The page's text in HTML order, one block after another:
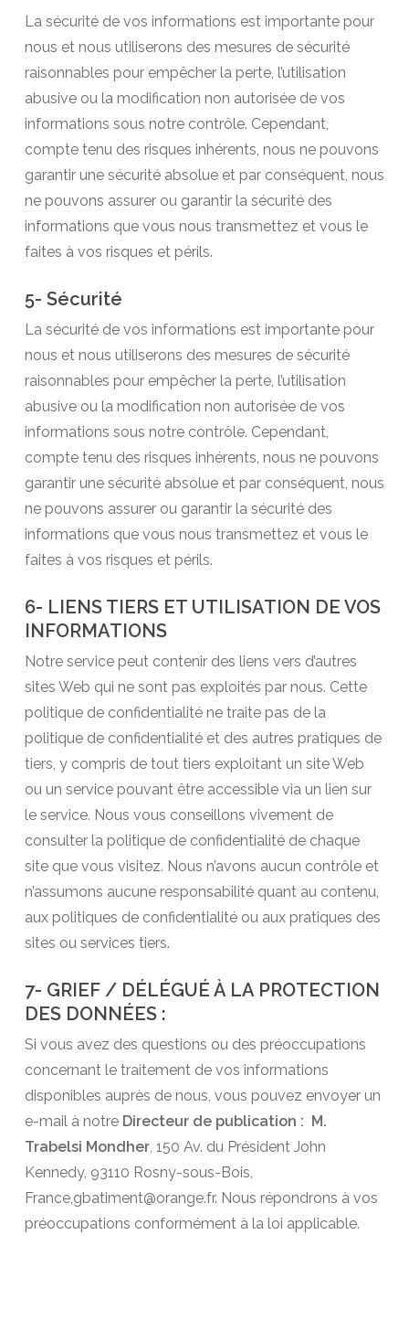
La sécurité de vos informations est importante pour
nous et nous utiliserons des mesures de sécurité
raisonnables pour empêcher la perte, l’utilisation
abusive ou la modification non autorisée de vos
informations sous notre contrôle. Cependant,
compte tenu des risques inhérents, nous ne pouvons
garantir une sécurité absolue et par conséquent, nous
ne pouvons assurer ou garantir la sécurité des
informations que vous nous transmettez et vous le
faites à vos risques et périls.
5- Sécurité
La sécurité de vos informations est importante pour
nous et nous utiliserons des mesures de sécurité
raisonnables pour empêcher la perte, l’utilisation
abusive ou la modification non autorisée de vos
informations sous notre contrôle. Cependant,
compte tenu des risques inhérents, nous ne pouvons
garantir une sécurité absolue et par conséquent, nous
ne pouvons assurer ou garantir la sécurité des
informations que vous nous transmettez et vous le
faites à vos risques et périls.
6- LIENS TIERS ET UTILISATION DE VOS
INFORMATIONS
Notre service peut contenir des liens vers d’autres
sites Web qui ne sont pas exploités par nous. Cette
politique de confidentialité ne traite pas de la
politique de confidentialité et des autres pratiques de
tiers, y compris de tout tiers exploitant un site Web
ou un service pouvant être accessible via un lien sur
le service. Nous vous conseillons vivement de
consulter la politique de confidentialité de chaque
site que vous visitez. Nous n’avons aucun contrôle et
n’assumons aucune responsabilité quant au contenu,
aux politiques de confidentialité ou aux pratiques des
sites ou services tiers.
7- GRIEF / DÉLÉGUÉ À LA PROTECTION
DES DONNÉES :
Si vous avez des questions ou des préoccupations
concernant le traitement de vos informations
disponibles auprès de nous, vous pouvez envoyer un
e-mail à notre Directeur de publication : M.
Trabelsi Mondher, 150 Av. du Président John
Kennedy, 93110 Rosny-sous-Bois,
France,gbatiment@orange.fr. Nous répondrons à vos
préoccupations conformément à la loi applicable.